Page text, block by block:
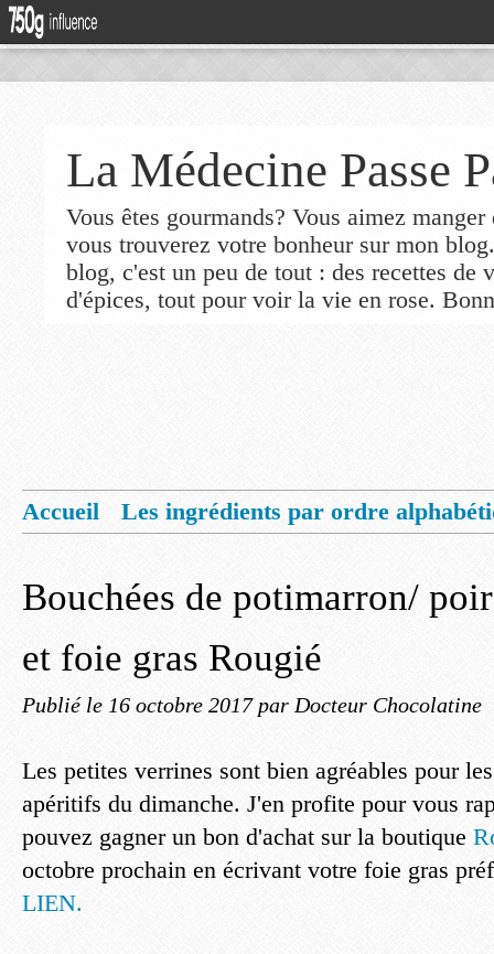
La Médecine Passe
Vous êtes gourmands? Vous aimez
vous trouverez votre bonheur sur mon
blog, c'est un peu de tout : des recettes de
d'épices, tout pour voir la vie en rose.
Accueil
Les ingrédients par ordre
Bouchées de potimarron/
et foie gras Rougié
Publié le 16 octobre 2017 par Docteur Chocolatine
Les petites verrines sont bien agréables pour
apéritifs du dimanche. J'en profite pour vous
pouvez gagner un bon d'achat sur la boutique
octobre prochain en écrivant votre foie gras
LIEN.